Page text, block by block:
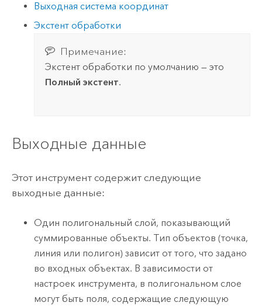
Выходная система координат
Экстент обработки
Примечание:
Экстент обработки по умолчанию — это
Полный экстент.
Выходные данные
Этот инструмент содержит следующие
выходные данные:
Один полигональный слой, показывающий
суммированные объекты. Тип объектов (точка,
линия или полигон) зависит от того, что задано
во входных объектах. В зависимости от
настроек инструмента, в полигональном слое
могут быть поля, содержащие следующую